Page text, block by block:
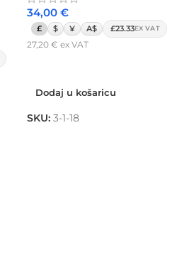
34,00 €
£ $ ¥ A$ £23.33EX VAT
27,20 € ex VAT
Dodaj u košaricu
SKU: 3-1-18